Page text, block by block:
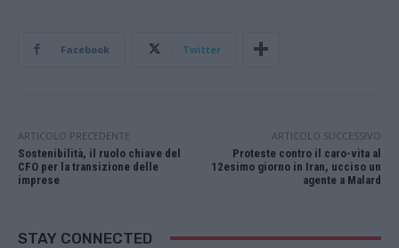
Facebook Twitter
ARTICOLO PRECEDENTE
Sostenibilità, il ruolo chiave del
CFO per la transizione delle
imprese
ARTICOLO SUCCESSIVO
Proteste contro il caro-vita al
12esimo giorno in Iran, ucciso un
agente a Malard
STAY CONNECTED